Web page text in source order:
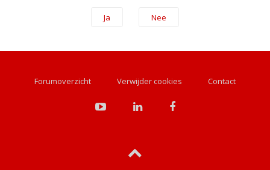
Forumoverzicht Verwijder cookies Contact